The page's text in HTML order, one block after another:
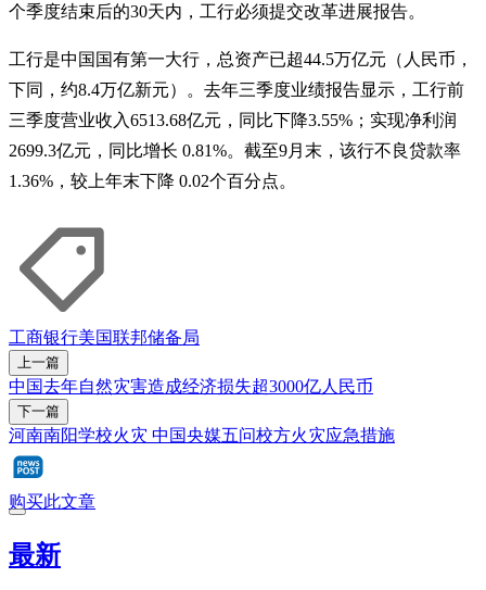
个季度结束后的30天内，工行必须提交改革进展报告。
工行是中国国有第一大行，总资产已超44.5万亿元（人民币，
下同，约8.4万亿新元）。去年三季度业绩报告显示，工行前
三季度营业收入6513.68亿元，同比下降3.55%；实现净利润
2699.3亿元，同比增长 0.81%。截至9月末，该行不良贷款率
1.36%，较上年末下降 0.02个百分点。
工商银行美国联邦储备局
上一篇
中国去年自然灾害造成经济损失超3000亿人民币
下一篇
河南南阳学校火灾 中国央媒五问校方火灾应急措施
购买此文章
最新